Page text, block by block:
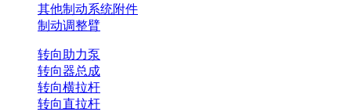
其他制动系统附件
制动调整臂
转向助力泵
转向器总成
转向横拉杆
转向直拉杆